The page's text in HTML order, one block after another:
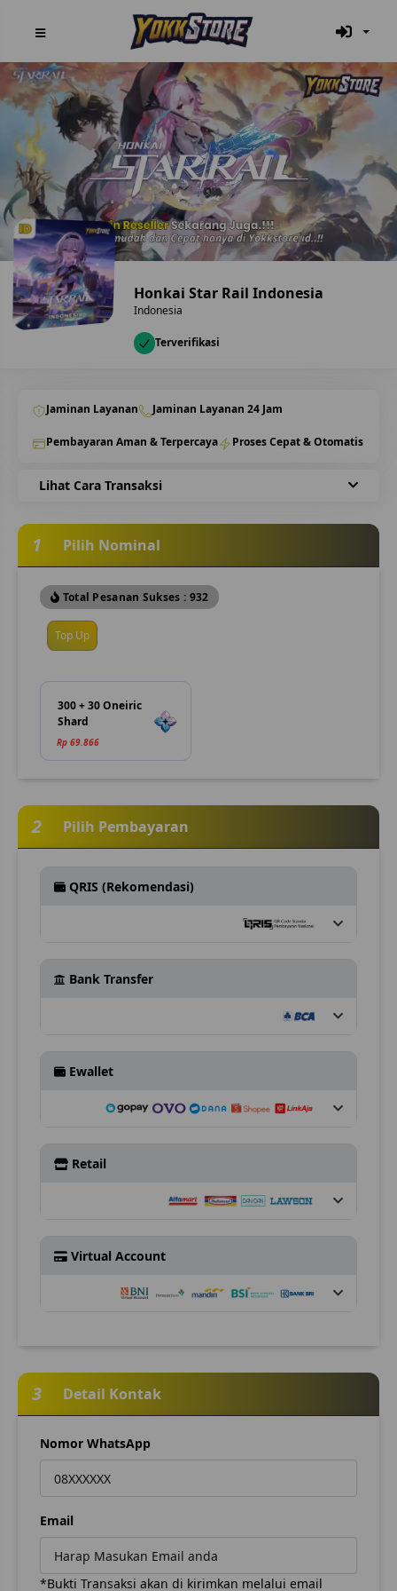
Honkai Star Rail Indonesia
Indonesia
Terverifikasi
Jaminan Layanan Jaminan Layanan 24 Jam
Pembayaran Aman & Terpercaya Proses Cepat & Otomatis
Lihat Cara Transaksi
1 Pilih Nominal
Total Pesanan Sukses : 932
Top Up
300 + 30 Oneiric
Shard
Rp 69.866
2 Pilih Pembayaran
QRIS (Rekomendasi)
Bank Transfer
Ewallet
Retail
Virtual Account
3 Detail Kontak
Nomor WhatsApp
Email
*Bukti Transaksi akan di kirimkan melalui email